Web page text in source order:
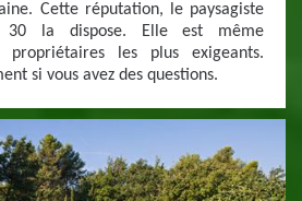
Cette réputation, le paysagiste
30 la dispose. Elle est même
les plus exigeants.
si vous avez des questions.